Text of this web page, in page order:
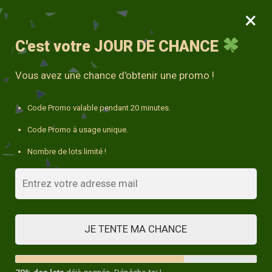
0
10% avec le code « DECO10 »
Coussin en coton
×
C'est votre JOUR DE CHANCE
Vous avez une chance d'obtenir une promo !
Code Promo valable pendant 20 minutes.
Code Promo à usage unique.
Nombre de lots limité !
JE TENTE MA CHANCE